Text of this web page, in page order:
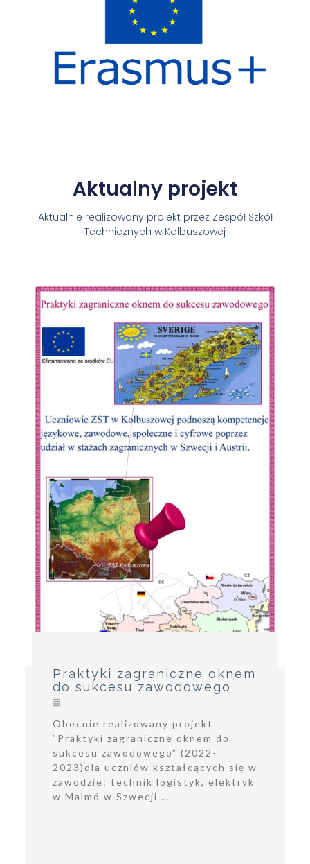
Aktualny projekt
Aktualnie realizowany projekt przez Zespół Szkół
Technicznych w Kolbuszowej
Praktyki zagraniczne oknem
do sukcesu zawodowego
Obecnie realizowany projekt
”Praktyki zagraniczne oknem do
sukcesu zawodowego” (2022-
2023)dla uczniów kształcących się w
zawodzie: technik logistyk, elektryk
w Malmö w Szwecji …